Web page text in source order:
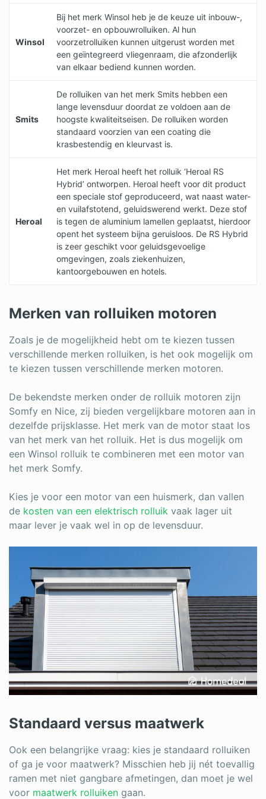
Winsol
Bij het merk Winsol heb je de keuze uit inbouw-,
voorzet- en opbouwrolluiken. Al hun
voorzetrolluiken kunnen uitgerust worden met
een geïntegreerd vliegenraam, die afzonderlijk
van elkaar bediend kunnen worden.
Smits
De rolluiken van het merk Smits hebben een
lange levensduur doordat ze voldoen aan de
hoogste kwaliteitseisen. De rolluiken worden
standaard voorzien van een coating die
krasbestendig en kleurvast is.
Heroal
Het merk Heroal heeft het rolluik ‘Heroal RS
Hybrid’ ontworpen. Heroal heeft voor dit product
een speciale stof geproduceerd, wat naast water-
en vuilafstotend, geluidswerend werkt. Deze stof
is tegen de aluminium lamellen geplaatst, hierdoor
opent het systeem bijna geruisloos. De RS Hybrid
is zeer geschikt voor geluidsgevoelige
omgevingen, zoals ziekenhuizen,
kantoorgebouwen en hotels.
Merken van rolluiken motoren
Zoals je de mogelijkheid hebt om te kiezen tussen
verschillende merken rolluiken, is het ook mogelijk om
te kiezen tussen verschillende merken motoren.
De bekendste merken onder de rolluik motoren zijn
Somfy en Nice, zij bieden vergelijkbare motoren aan in
dezelfde prijsklasse. Het merk van de motor staat los
van het merk van het rolluik. Het is dus mogelijk om
een Winsol rolluik te combineren met een motor van
het merk Somfy.
Kies je voor een motor van een huismerk, dan vallen
de kosten van een elektrisch rolluik vaak lager uit
maar lever je vaak wel in op de levensduur.
Standaard versus maatwerk
Ook een belangrijke vraag: kies je standaard rolluiken
of ga je voor maatwerk? Misschien heb jij nét toevallig
ramen met niet gangbare afmetingen, dan moet je wel
voor maatwerk rolluiken gaan.